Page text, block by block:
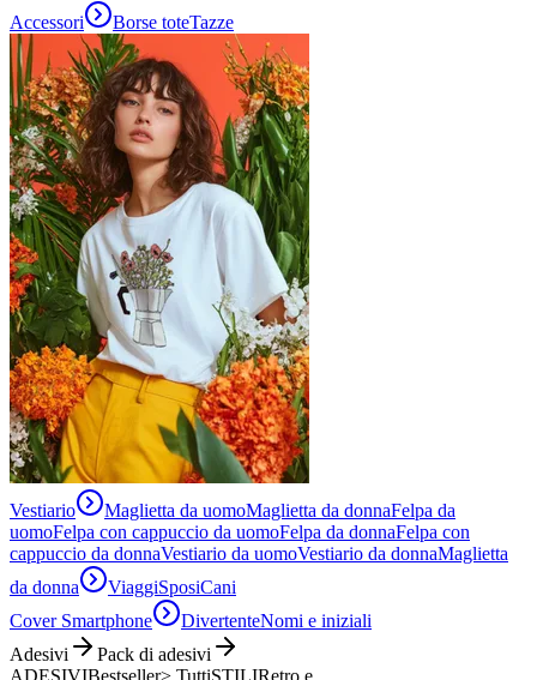
Accessori Borse toteTazze
Vestiario Maglietta da uomoMaglietta da donnaFelpa da
uomoFelpa con cappuccio da uomoFelpa da donnaFelpa con
cappuccio da donnaVestiario da uomoVestiario da donnaMaglietta
da donna
ViaggiSposiCani
Cover Smartphone
DivertenteNomi e iniziali
Adesivi
Pack di adesivi
ADESIVIBestseller> TuttiSTILIRetro e